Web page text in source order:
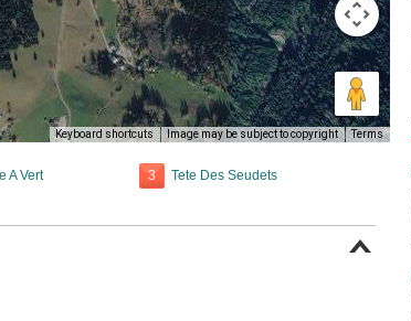
Keyboard shortcuts Image may be subject to copyright Terms
A Vert 3 Tete Des Seudets